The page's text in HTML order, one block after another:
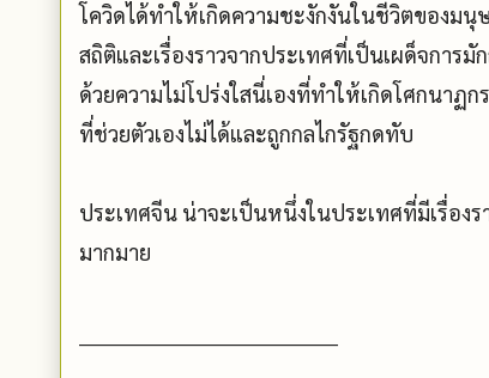
โควิดได้ทำให้เกิดความชะงักงันในชีวิตของม
สถิติและเรื่องราวจากประเทศที่เป็นเผด็จการ
ด้วยความไม่โปร่งใสนี่เองที่ทำให้เกิดโศกนาฏ
ที่ช่วยตัวเองไม่ได้และถูกกลไกรัฐกดทับ
ประเทศจีน น่าจะเป็นหนึ่งในประเทศที่มีเรื่อง
มากมาย